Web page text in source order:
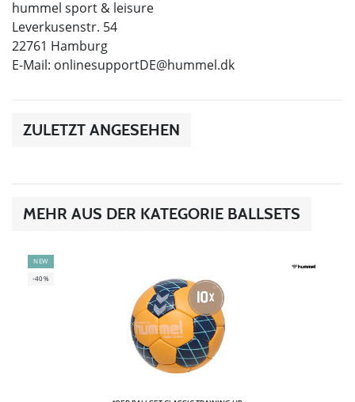
hummel sport & leisure
Leverkusenstr. 54
22761 Hamburg
E-Mail: onlinesupportDE@hummel.dk
ZULETZT ANGESEHEN
MEHR AUS DER KATEGORIE BALLSETS
NEW
-40%